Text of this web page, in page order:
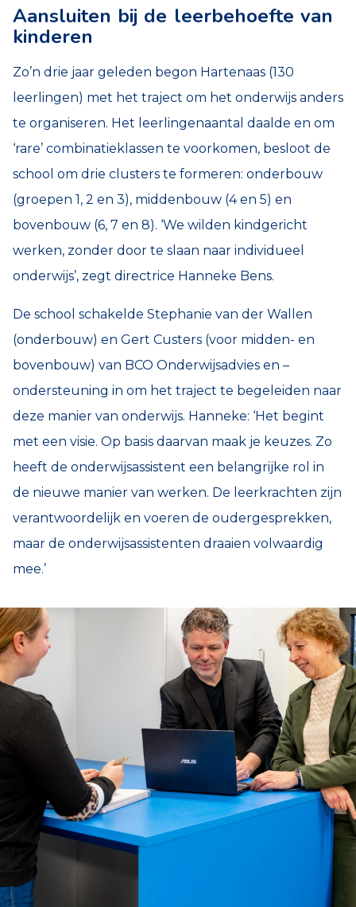
Aansluiten bij de leerbehoefte van
kinderen
Zo’n drie jaar geleden begon Hartenaas (130
leerlingen) met het traject om het onderwijs anders
te organiseren. Het leerlingenaantal daalde en om
‘rare’ combinatieklassen te voorkomen, besloot de
school om drie clusters te formeren: onderbouw
(groepen 1, 2 en 3), middenbouw (4 en 5) en
bovenbouw (6, 7 en 8). ‘We wilden kindgericht
werken, zonder door te slaan naar individueel
onderwijs’, zegt directrice Hanneke Bens.
De school schakelde Stephanie van der Wallen
(onderbouw) en Gert Custers (voor midden- en
bovenbouw) van BCO Onderwijsadvies en –
ondersteuning in om het traject te begeleiden naar
deze manier van onderwijs. Hanneke: ‘Het begint
met een visie. Op basis daarvan maak je keuzes. Zo
heeft de onderwijsassistent een belangrijke rol in
de nieuwe manier van werken. De leerkrachten zijn
verantwoordelijk en voeren de oudergesprekken,
maar de onderwijsassistenten draaien volwaardig
mee.’